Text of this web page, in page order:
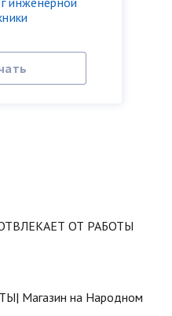
ОТ РАБОТЫ
Магазин на Народном